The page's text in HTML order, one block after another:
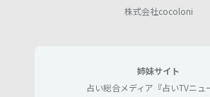
株式会社cocoloni
姉妹サイト
占い総合メディア『占いTVニュ